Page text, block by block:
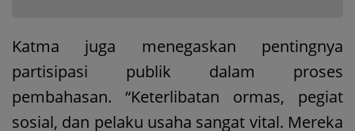
Katma juga menegaskan pentingnya
partisipasi publik dalam proses
pembahasan. “Keterlibatan ormas, pegiat
sosial, dan pelaku usaha sangat vital. Mereka